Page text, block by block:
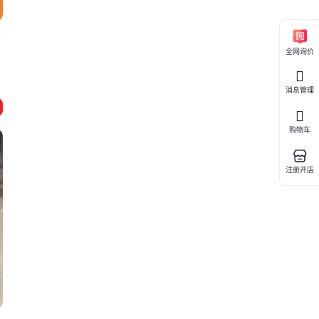
全网询价
消息管理
购物车
注册开店